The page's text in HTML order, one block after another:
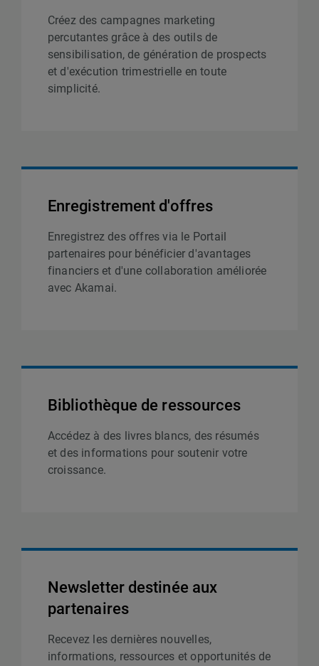
Créez des campagnes marketing
percutantes grâce à des outils de
sensibilisation, de génération de prospects
et d'exécution trimestrielle en toute
simplicité.
Enregistrement d'offres
Enregistrez des offres via le Portail
partenaires pour bénéficier d'avantages
financiers et d'une collaboration améliorée
avec Akamai.
Bibliothèque de ressources
Accédez à des livres blancs, des résumés
et des informations pour soutenir votre
croissance.
Newsletter destinée aux
partenaires
Recevez les dernières nouvelles,
informations, ressources et opportunités de